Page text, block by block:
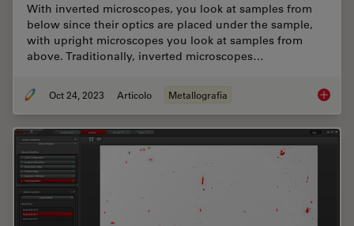
With inverted microscopes, you look at samples from
below since their optics are placed under the sample,
with upright microscopes you look at samples from
above. Traditionally, inverted microscopes…
Oct 24, 2023 Articolo Metallografia Five